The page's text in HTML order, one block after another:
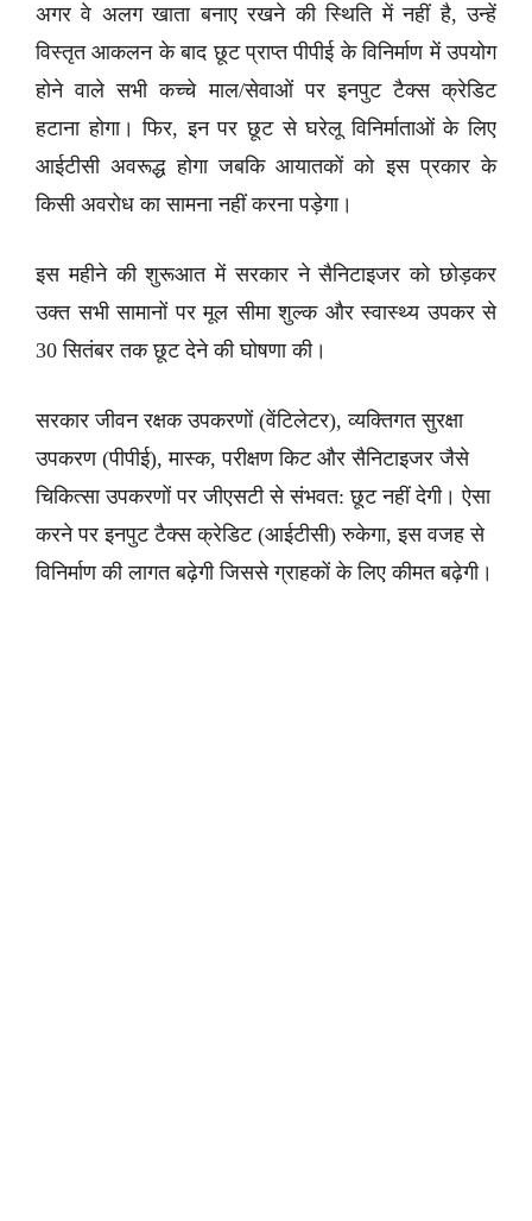
अगर वे अलग खाता बनाए रखने की स्थिति में नहीं है, उन्हें
विस्तृत आकलन के बाद छूट प्राप्त पीपीई के विनिर्माण में उपयोग
होने वाले सभी कच्चे माल/सेवाओं पर इनपुट टैक्स क्रेडिट
हटाना होगा। फिर, इन पर छूट से घरेलू विनिर्माताओं के लिए
आईटीसी अवरूद्ध होगा जबकि आयातकों को इस प्रकार के
किसी अवरोध का सामना नहीं करना पड़ेगा।
इस महीने की शुरूआत में सरकार ने सैनिटाइजर को छोड़कर
उक्त सभी सामानों पर मूल सीमा शुल्क और स्वास्थ्य उपकर से
30 सितंबर तक छूट देने की घोषणा की।
सरकार जीवन रक्षक उपकरणों (वेंटिलेटर), व्यक्तिगत सुरक्षा
उपकरण (पीपीई), मास्क, परीक्षण किट और सैनिटाइजर जैसे
चिकित्सा उपकरणों पर जीएसटी से संभवत: छूट नहीं देगी। ऐसा
करने पर इनपुट टैक्स क्रेडिट (आईटीसी) रुकेगा, इस वजह से
विनिर्माण की लागत बढ़ेगी जिससे ग्राहकों के लिए कीमत बढ़ेगी।